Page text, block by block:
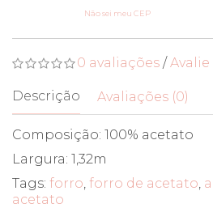
Não sei meu CEP
0 avaliações /
Descrição Avaliações (0)
Composição: 100% acetato
Largura: 1,32m
Tags: forro, forro de acetato,
acetato